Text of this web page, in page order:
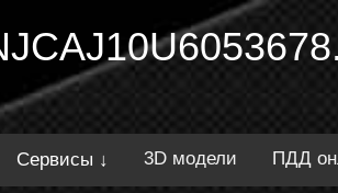
Сервисы ↓ 3D модели ПДД